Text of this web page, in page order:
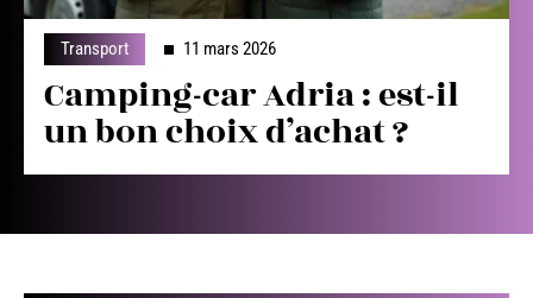
Transport 11 mars 2026
Camping-car Adria : est-il
un bon choix d’achat ?